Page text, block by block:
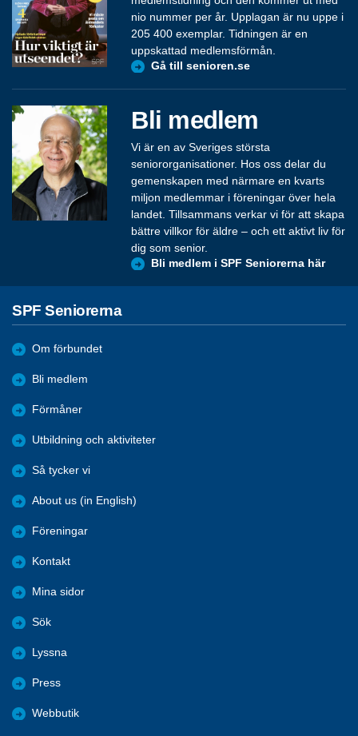
nio nummer per år. Upplagan är nu uppe i
205 400 exemplar. Tidningen är en
uppskattad medlemsförmån.
Gå till senioren.se
Bli medlem
Vi är en av Sveriges största
seniororganisationer. Hos oss delar du
gemenskapen med närmare en kvarts
miljon medlemmar i föreningar över hela
landet. Tillsammans verkar vi för att skapa
bättre villkor för äldre – och ett aktivt liv för
dig som senior.
Bli medlem i SPF Seniorerna här
SPF Seniorerna
Om förbundet
Bli medlem
Förmåner
Utbildning och aktiviteter
Så tycker vi
About us (in English)
Föreningar
Kontakt
Mina sidor
Sök
Lyssna
Press
Webbutik